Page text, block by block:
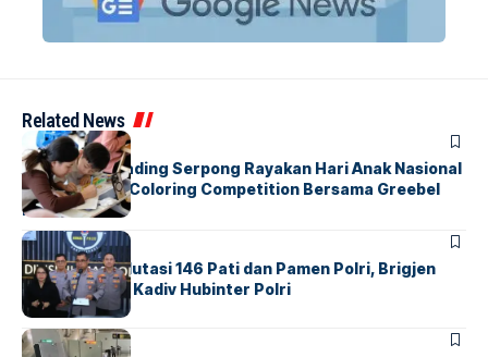
Related News
BERITAINDEX
Atria Hotel Gading Serpong Rayakan Hari Anak Nasional
Lewat Family Coloring Competition Bersama Greebel
Indonesia
BERITA
Mabes Polri Mutasi 146 Pati dan Pamen Polri, Brigjen
Untung Jabat Kadiv Hubinter Polri
BANDARABERITA